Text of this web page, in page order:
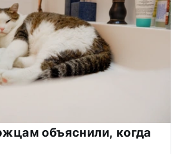
объяснили, когда